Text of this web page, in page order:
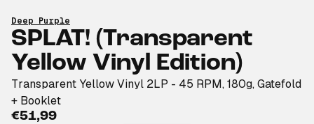
Deep Purple
SPLAT! (Transparent
Yellow Vinyl Edition)
Transparent Yellow Vinyl 2LP - 45 RPM, 180g, Gatefold
+ Booklet
€51,99